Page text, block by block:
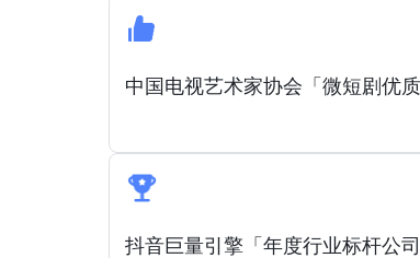
中国电视艺术家协会「微短剧优质
抖音巨量引擎「年度行业标杆公司